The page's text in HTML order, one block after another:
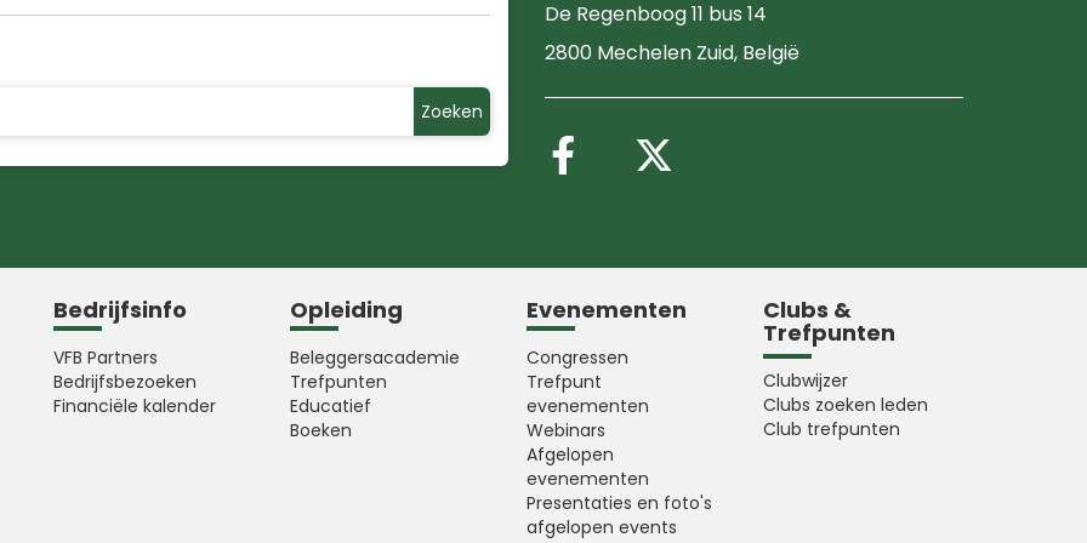
Zoeken
De Regenboog 11 bus 14
2800 Mechelen Zuid, België
Volg ons op Facebook
Bedrijfsinfo
VFB Partners
Bedrijfsbezoeken
Financiële kalender
Opleiding
Beleggersacademie
Trefpunten
Educatief
Boeken
Evenementen
Congressen
Trefpunt
evenementen
Webinars
Afgelopen
evenementen
Presentaties en foto's
afgelopen events
Clubs &
Trefpunten
Clubwijzer
Clubs zoeken leden
Club trefpunten